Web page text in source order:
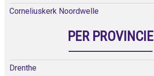
Corneliuskerk Noordwelle
PER PROVINCIE
Drenthe